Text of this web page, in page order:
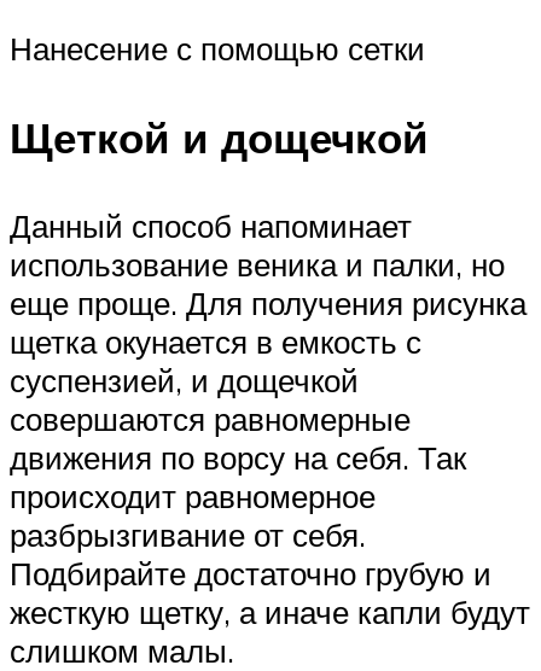
Нанесение с помощью сетки
Щеткой и дощечкой
Данный способ напоминает
использование веника и палки, но
еще проще. Для получения рисунка
щетка окунается в емкость с
суспензией, и дощечкой
совершаются равномерные
движения по ворсу на себя. Так
происходит равномерное
разбрызгивание от себя.
Подбирайте достаточно грубую и
жесткую щетку, а иначе капли будут
слишком малы.